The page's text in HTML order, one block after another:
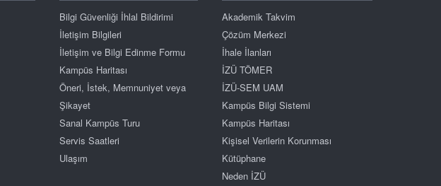
Bilgi Güvenliği İhlal Bildirimi
İletişim Bilgileri
İletişim ve Bilgi Edinme Formu
Kampüs Haritası
Öneri, İstek, Memnuniyet veya
Şikayet
Sanal Kampüs Turu
Servis Saatleri
Ulaşım
Akademik Takvim
Çözüm Merkezi
İhale İlanları
İZÜ TÖMER
İZÜ-SEM UAM
Kampüs Bilgi Sistemi
Kampüs Haritası
Kişisel Verilerin Korunması
Kütüphane
Neden İZÜ